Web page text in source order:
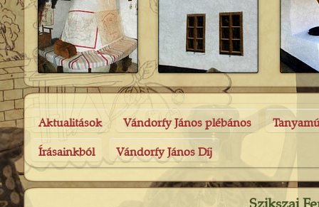
Aktualitások Vándorfy János plébános
Írásainkból Vándorfy János Díj
Szikszai